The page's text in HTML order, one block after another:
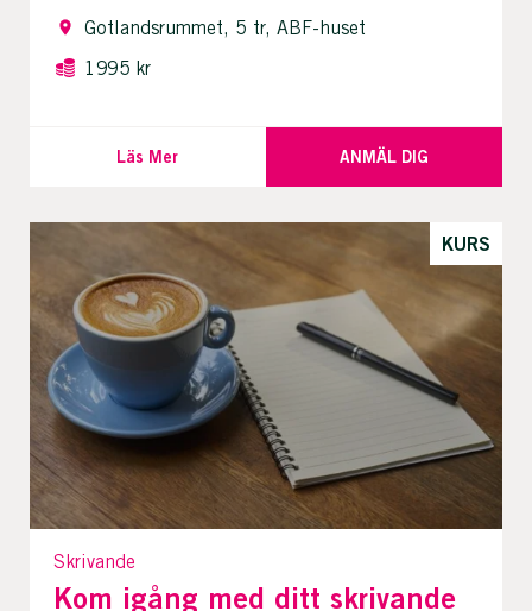
Gotlandsrummet, 5 tr, ABF-huset
1995 kr
Läs Mer ANMÄL DIG
KURS
Skrivande
Kom igång med ditt skrivande